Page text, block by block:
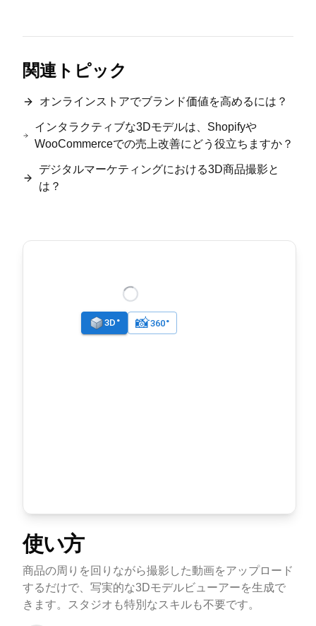
関連トピック
オンラインストアでブランド価値を高めるには？
インタラクティブな3Dモデルは、Shopifyや
WooCommerceでの売上改善にどう役立ちますか？
デジタルマーケティングにおける3D商品撮影と
は？
使い方
商品の周りを回りながら撮影した動画をアップロード
するだけで、写実的な3Dモデルビューアーを生成で
きます。スタジオも特別なスキルも不要です。